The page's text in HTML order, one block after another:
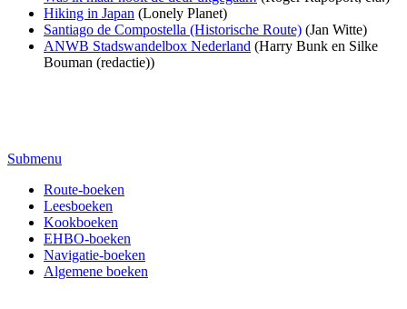
Hiking in Japan (Lonely Planet)
Santiago de Compostella (Historische Route) (Jan Witte)
ANWB Stadswandelbox Nederland (Harry Bunk en Silke
Bouman (redactie))
Submenu
Route-boeken
Leesboeken
Kookboeken
EHBO-boeken
Navigatie-boeken
Algemene boeken